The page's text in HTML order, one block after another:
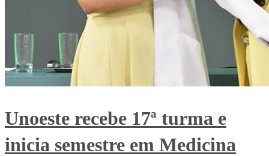
Unoeste recebe 17ª turma e
inicia semestre em Medicina